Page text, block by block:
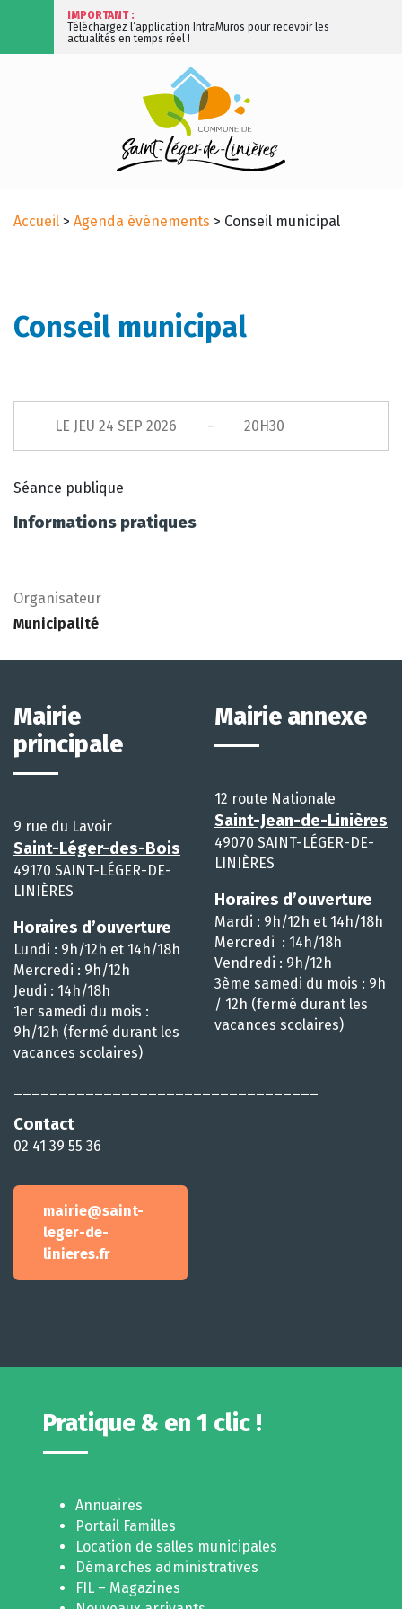
IMPORTANT :
Téléchargez l’application IntraMuros pour recevoir les
actualités en temps réel !
Accueil > Agenda événements > Conseil municipal
Conseil municipal
LE JEU 24 SEP 2026 20H30
Séance publique
Informations pratiques
Organisateur
Municipalité
Mairie
principale
9 rue du Lavoir
Saint-Léger-des-Bois
49170 SAINT-LÉGER-DE-
LINIÈRES
Horaires d’ouverture
Lundi : 9h/12h et 14h/18h
Mercredi : 9h/12h
Jeudi : 14h/18h
1er samedi du mois :
9h/12h (fermé durant les
vacances scolaires)
Contact
02 41 39 55 36
mairie@saint-
leger-de-
linieres.fr
Mairie annexe
12 route Nationale
Saint-Jean-de-Linières
49070 SAINT-LÉGER-DE-
LINIÈRES
Horaires d’ouverture
Mardi : 9h/12h et 14h/18h
Mercredi : 14h/18h
Vendredi : 9h/12h
3ème samedi du mois : 9h
/ 12h (fermé durant les
vacances scolaires)
Pratique & en 1 clic !
Annuaires
Portail Familles
Location de salles municipales
Démarches administratives
FIL – Magazines